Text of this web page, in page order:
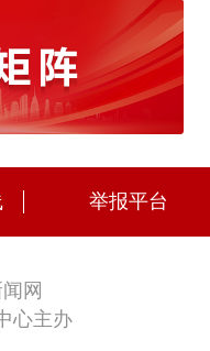
举报平台
网
心主办